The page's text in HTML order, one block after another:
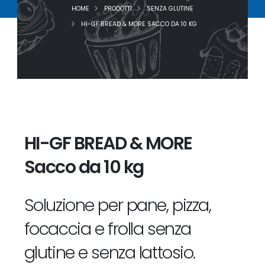
HOME PRODOTTI
SENZA GLUTINE
HI-GF BREAD & MORE SACCO DA 10 KG
HI-GF BREAD & MORE
Sacco da 10 kg
Soluzione per pane, pizza,
focaccia e frolla senza
glutine e senza lattosio.